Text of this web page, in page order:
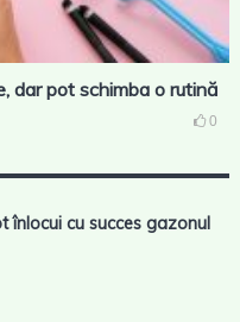
dar pot schimba o rutină
0
înlocui cu succes gazonul